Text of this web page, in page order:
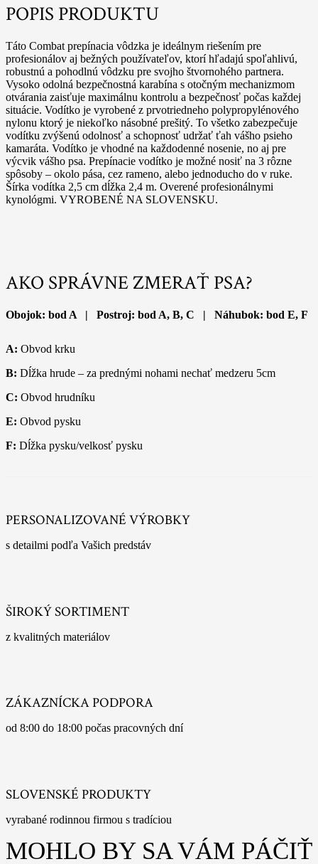
POPIS PRODUKTU
Táto Combat prepínacia vôdzka je ideálnym riešením pre
profesionálov aj bežných používateľov, ktorí hľadajú spoľahlivú,
robustnú a pohodlnú vôdzku pre svojho štvornohého partnera.
Vysoko odolná bezpečnostná karabína s otočným mechanizmom
otvárania zaisťuje maximálnu kontrolu a bezpečnosť počas každej
situácie. Vodítko je vyrobené z prvotriedneho polypropylénového
nylonu ktorý je niekoľko násobné prešitý. To všetko zabezpečuje
vodítku zvýšenú odolnosť a schopnosť udržať ťah vášho psieho
kamaráta. Vodítko je vhodné na každodenné nosenie, no aj pre
výcvik vášho psa. Prepínacie vodítko je možné nosiť na 3 rôzne
spôsoby – okolo pása, cez rameno, alebo jednoducho do v ruke.
Šírka vodítka 2,5 cm dĺžka 2,4 m. Overené profesionálnymi
kynológmi. VYROBENÉ NA SLOVENSKU.
AKO SPRÁVNE ZMERAŤ PSA?
Obojok: bod A | Postroj: bod A, B, C | Náhubok: bod E, F
A: Obvod krku
B: Dĺžka hrude – za prednými nohami nechať medzeru 5cm
C: Obvod hrudníku
E: Obvod pysku
F: Dĺžka pysku/velkosť pysku
PERSONALIZOVANÉ VÝROBKY
s detailmi podľa Vašich predstáv
ŠIROKÝ SORTIMENT
z kvalitných materiálov
ZÁKAZNÍCKA PODPORA
od 8:00 do 18:00 počas pracovných dní
SLOVENSKÉ PRODUKTY
vyrabané rodinnou firmou s tradíciou
MOHLO BY SA VÁM PÁČIŤ